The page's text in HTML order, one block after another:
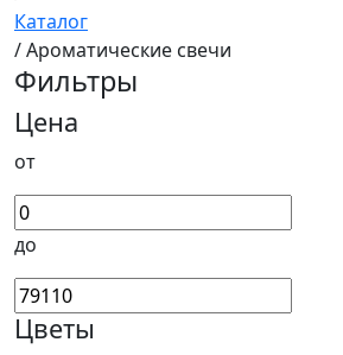
Каталог
/ Ароматические свечи
Фильтры
Цена
от
до
Цветы